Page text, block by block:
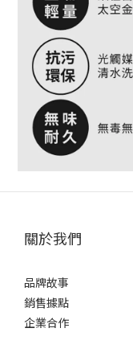
關於我們
品牌故事
銷售據點
企業合作